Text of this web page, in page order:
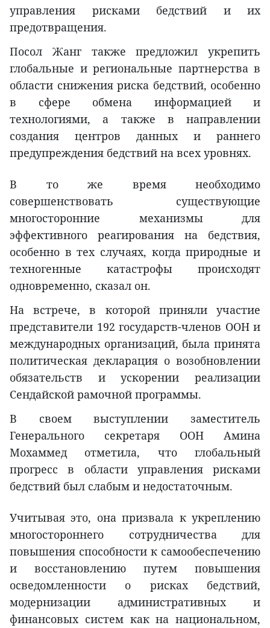
управления рисками бедствий и их
предотвращения.
Посол Жанг также предложил укрепить
глобальные и региональные партнерства в
области снижения риска бедствий, особенно
в сфере обмена информацией и
технологиями, а также в направлении
создания центров данных и раннего
предупреждения бедствий на всех уровнях.
В то же время необходимо
совершенствовать существующие
многосторонние механизмы для
эффективного реагирования на бедствия,
особенно в тех случаях, когда природные и
техногенные катастрофы происходят
одновременно, сказал он.
На встрече, в которой приняли участие
представители 192 государств-членов ООН и
международных организаций, была принята
политическая декларация о возобновлении
обязательств и ускорении реализации
Сендайской рамочной программы.
В своем выступлении заместитель
Генерального секретаря ООН Амина
Мохаммед отметила, что глобальный
прогресс в области управления рисками
бедствий был слабым и недостаточным.
Учитывая это, она призвала к укреплению
многостороннего сотрудничества для
повышения способности к самообеспечению
и восстановлению путем повышения
осведомленности о рисках бедствий,
модернизации административных и
финансовых систем как на национальном,